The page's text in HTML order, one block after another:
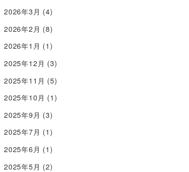
2026年3月 (4)
2026年2月 (8)
2026年1月 (1)
2025年12月 (3)
2025年11月 (5)
2025年10月 (1)
2025年9月 (3)
2025年7月 (1)
2025年6月 (1)
2025年5月 (2)